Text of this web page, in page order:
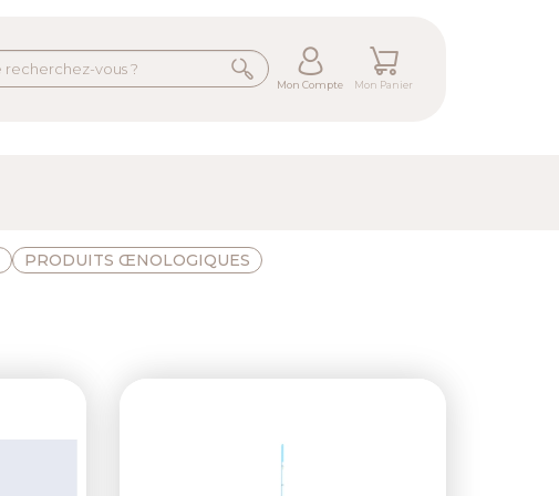
Mon Compte Mon Panier
PRODUITS ŒNOLOGIQUES